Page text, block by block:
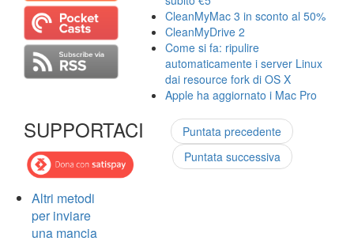
SUPPORTACI
Altri metodi
per inviare
una mancia
CleanMyMac 3 in sconto al 50%
CleanMyDrive 2
Come si fa: ripulire
automaticamente i server Linux
dai resource fork di OS X
Apple ha aggiornato i Mac Pro
Puntata precedente
Puntata successiva